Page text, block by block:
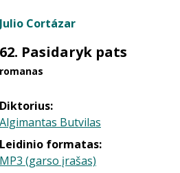
Julio Cortázar
62. Pasidaryk pats
romanas
Diktorius:
Algimantas Butvilas
Leidinio formatas:
MP3 (garso įrašas)